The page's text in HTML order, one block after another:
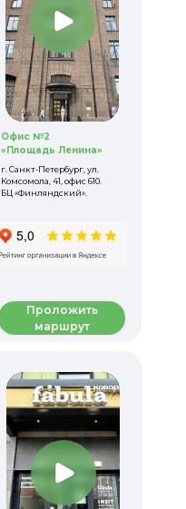
г. Санкт-Петербург, ул.
Комсомола, 41, офис 610.
БЦ «Финляндский».
Офис №2
«Площадь Ленина»
Проложить
маршрут